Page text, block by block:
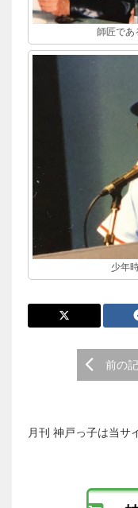
師匠であ
少年
稿
前の
月刊 神戸っ子は当サ